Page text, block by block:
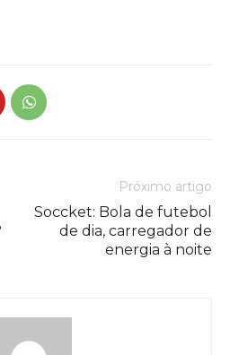
Próximo artigo
Soccket: Bola de futebol
de dia, carregador de
energia à noite